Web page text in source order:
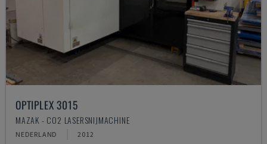
OPTIPLEX 3015
MAZAK - CO2 LASERSNIJMACHINE
NEDERLAND 2012